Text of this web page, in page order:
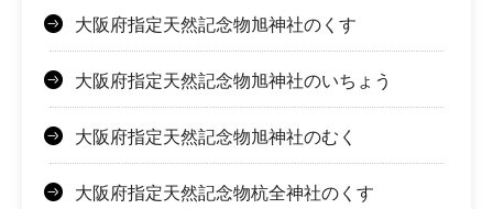
大阪府指定天然記念物旭神社のくす
大阪府指定天然記念物旭神社のいちょう
大阪府指定天然記念物旭神社のむく
大阪府指定天然記念物杭全神社のくす